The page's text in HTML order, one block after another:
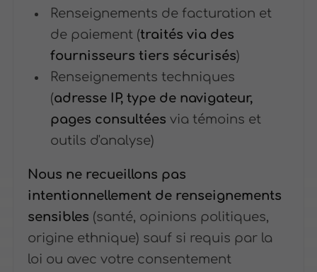
Renseignements de facturation et
de paiement (traités via des
fournisseurs tiers sécurisés)
Renseignements techniques
(adresse IP, type de navigateur,
pages consultées via témoins et
outils d'analyse)
Nous ne recueillons pas
intentionnellement de renseignements
sensibles (santé, opinions politiques,
origine ethnique) sauf si requis par la
loi ou avec votre consentement